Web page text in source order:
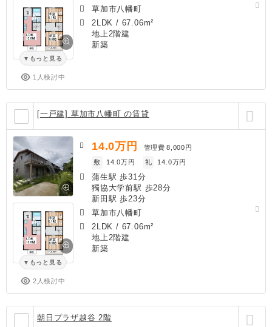
もっと見る
1人検討中
草加市八幡町
2LDK / 67.06m²
地上2階建
新築
[一戸建] 草加市八幡町 の賃貸
もっと見る
2人検討中
14.0万円 管理費 8,000円
敷
14.0万円 礼 14.0万円
蒲生駅 歩31分
獨協大学前駅 歩28分
新田駅 歩23分
草加市八幡町
2LDK / 67.06m²
地上2階建
新築
朝日プラザ越谷 2階